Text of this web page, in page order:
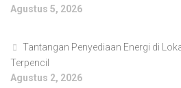
Agustus 5, 2026
Tantangan Penyediaan Energi di
Terpencil
Agustus 2, 2026